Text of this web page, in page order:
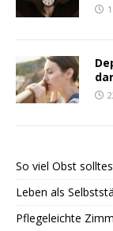
So viel Obst
Leben als
Pflegeleichte